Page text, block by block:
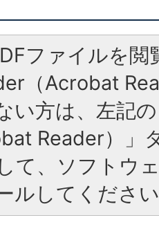
ファイルを閲
（Acrobat
い方は、左記
Reader）」
て、ソフトウ
ルしてくださ